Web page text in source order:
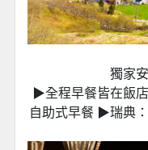
獨家
▶全程早餐皆在飯
自助式早餐 ▶瑞典